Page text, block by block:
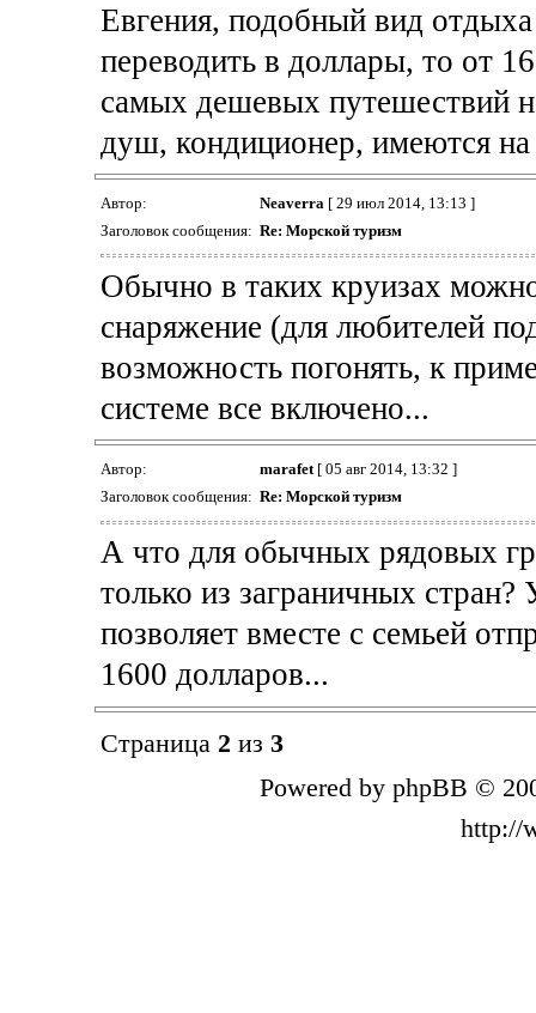
Евгения, подобный вид
переводить в доллары, то от
самых дешевых путешествий
душ, кондиционер, имеются
Автор: Neaverra [ 29 июл 2014, 13:13 ]
Заголовок сообщения: Re: Морской туризм
Обычно в таких круизах
снаряжение (для любителей
возможность погонять, к
системе все включено...
Автор: marafet[ 05 авг 2014, 13:32 ]
Заголовок сообщения: Re: Морской туризм
А что для обычных рядовых
только из заграничных
позволяет вместе с семьей
1600 долларов...
Страница 2 из 3
Powered by phpBB ©
http://